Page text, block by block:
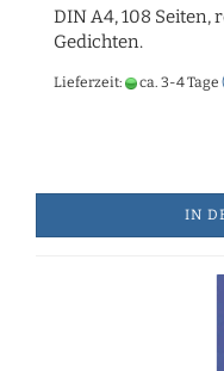
DIN A4, 108 Seiten,
Gedichten.
Lieferzeit: ca. 3-4 Tage
IN